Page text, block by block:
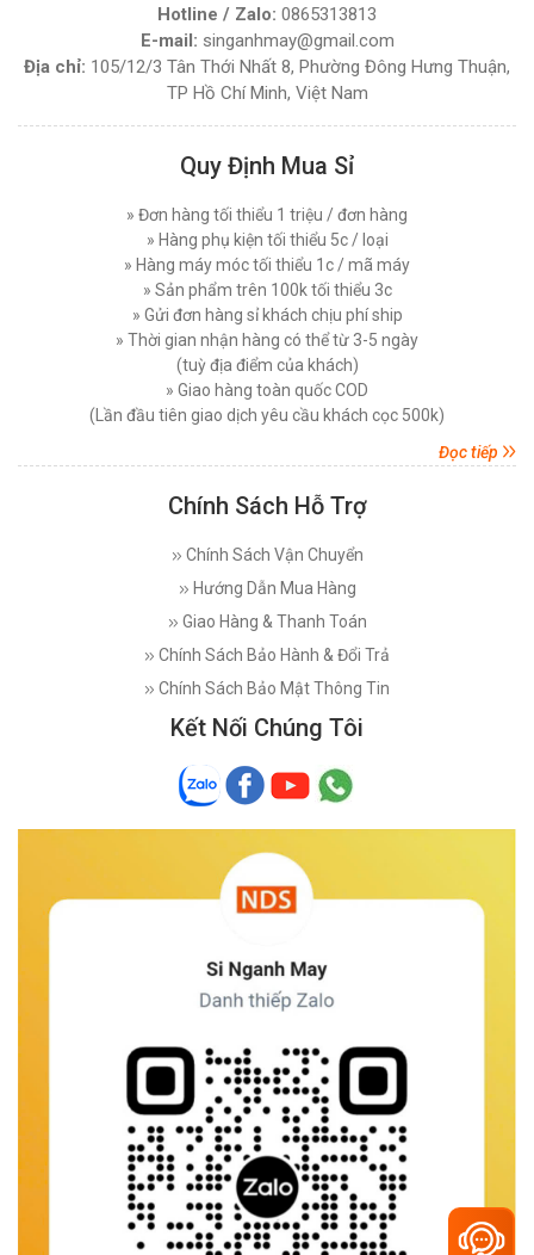
Hotline / Zalo: 0865313813
E-mail: singanhmay@gmail.com
Địa chỉ: 105/12/3 Tân Thới Nhất 8, Phường Đông Hưng Thuận,
TP Hồ Chí Minh, Việt Nam
Chính Sách Hỗ Trợ
Chính Sách Vận Chuyển
Hướng Dẫn Mua Hàng
Giao Hàng & Thanh Toán
Chính Sách Bảo Hành & Đổi Trả
Chính Sách Bảo Mật Thông Tin
Quy Định Mua Sỉ
» Đơn hàng tối thiểu 1 triệu / đơn hàng
» Hàng phụ kiện tối thiểu 5c / loại
» Hàng máy móc tối thiểu 1c / mã máy
» Sản phẩm trên 100k tối thiểu 3c
» Gửi đơn hàng sỉ khách chịu phí ship
» Thời gian nhận hàng có thể từ 3-5 ngày
(tuỳ địa điểm của khách)
» Giao hàng toàn quốc COD
(Lần đầu tiên giao dịch yêu cầu khách cọc 500k)
Đọc tiếp
Kết Nối Chúng Tôi